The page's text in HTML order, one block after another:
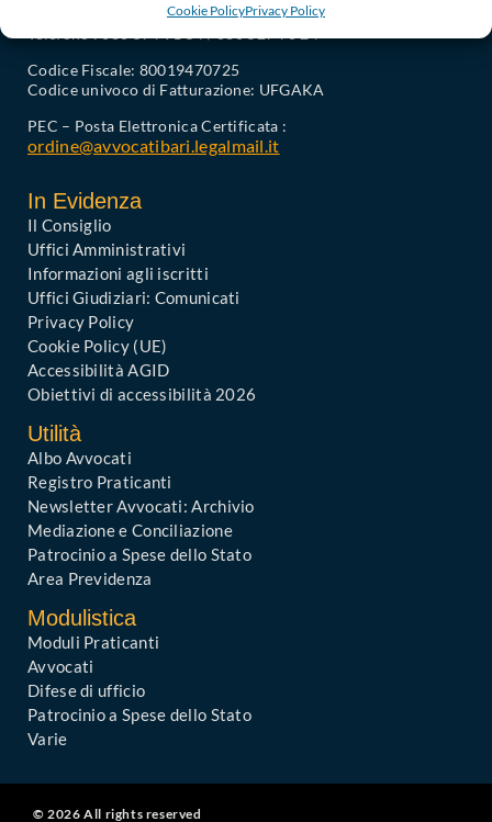
Cookie PolicyPrivacy Policy
Palazzo di Giustizia, Piazza De Nicola 70123 BARI
Codice Fiscale: 80019470725
Codice univoco di Fatturazione: UFGAKA
PEC – Posta Elettronica Certificata :
ordine@avvocatibari.legalmail.it
In Evidenza
Il Consiglio
Uffici Amministrativi
Informazioni agli iscritti
Uffici Giudiziari: Comunicati
Privacy Policy
Cookie Policy (UE)
Accessibilità AGID
Obiettivi di accessibilità 2026
Utilità
Albo Avvocati
Registro Praticanti
Newsletter Avvocati: Archivio
Mediazione e Conciliazione
Patrocinio a Spese dello Stato
Area Previdenza
Modulistica
Moduli Praticanti
Avvocati
Difese di ufficio
Patrocinio a Spese dello Stato
Varie
© 2026 All rights reserved